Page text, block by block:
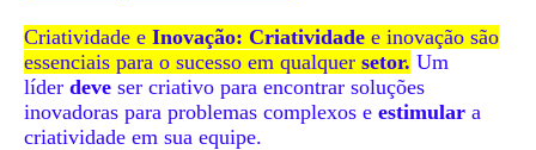
Criatividade e Inovação: Criatividade e inovação são
essenciais para o sucesso em qualquer setor. Um
líder deve ser criativo para encontrar soluções
inovadoras para problemas complexos e estimular a
criatividade em sua equipe.